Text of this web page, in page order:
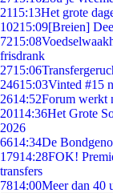
2115:13Het grote
10215:09[Breien]
7215:08
frisdrank
2715:06
24615:03Vinted #15
2614:52Forum werkt
20114:36Het Grote
2026
6614:34De
17914:28FOK!
transfers
7814:00Meer dan 40